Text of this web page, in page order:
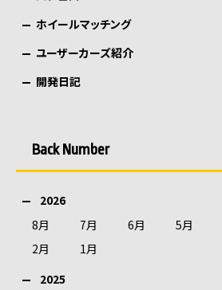
ホイールマッチング
ユーザーカーズ紹介
開発日記
Back Number
2026
8月
7月 6月 5月
2月
1月
2025